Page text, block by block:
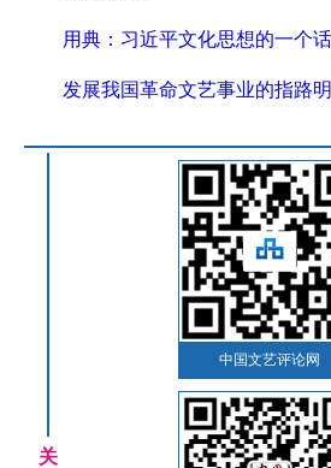
用典：习近平文化思想的一个
发展我国革命文艺事业的指路
关
中国文艺评论网